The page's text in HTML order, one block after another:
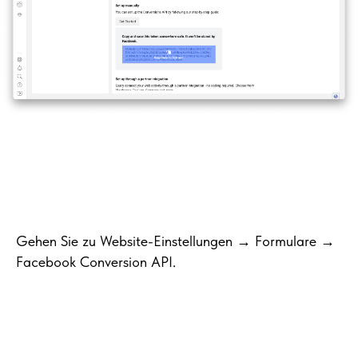
Gehen Sie zu Website-Einstellungen → Formulare →
Facebook Conversion API.